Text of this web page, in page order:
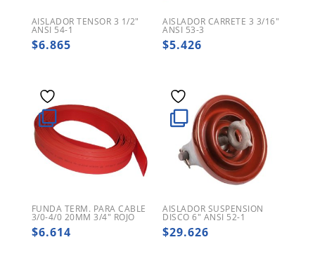
AISLADOR TENSOR 3 1/2″
ANSI 54-1
$6.865
AISLADOR CARRETE 3 3/16″
ANSI 53-3
$5.426
FUNDA TERM. PARA CABLE
3/0-4/0 20MM 3/4″ ROJO
$6.614
AISLADOR SUSPENSION
DISCO 6″ ANSI 52-1
$29.626